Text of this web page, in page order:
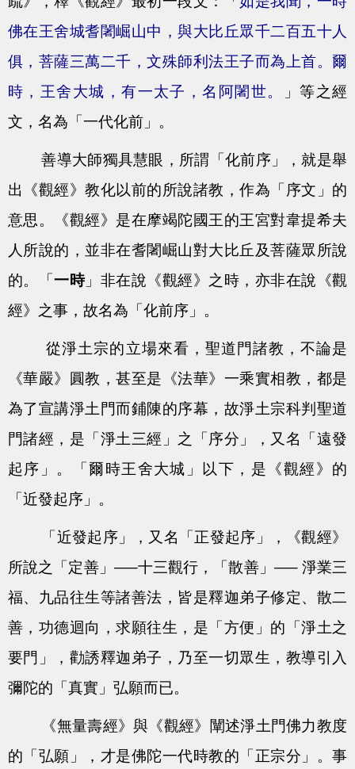
佛在王舍城耆闍崛山中，與大比丘眾千二百五十人
俱，菩薩三萬二千，文殊師利法王子而為上首。爾
時，王舍大城，有一太子，名阿闍世。
」等之經
文，名為「一代化前」。
善導大師獨具慧眼，所謂「化前序」，就是舉
出《觀經》教化以前的所說諸教，作為「序文」的
意思。《觀經》是在摩竭陀國王的王宮對韋提希夫
人所說的，並非在耆闍崛山對大比丘及菩薩眾所說
的。「一時」非在說《觀經》之時，亦非在說《觀
經》之事，故名為「化前序」。
從淨土宗的立場來看，聖道門諸教，不論是
《華嚴》圓教，甚至是《法華》一乘實相教，都是
為了宣講淨土門而鋪陳的序幕，故淨土宗科判聖道
門諸經，是「淨土三經」之「序分」，又名「遠發
起序」。「爾時王舍大城」以下，是《觀經》的
「近發起序」。
「近發起序」，又名「正發起序」，《觀經》
所說之「定善」—–十三觀行，「散善」—– 淨業三
福、九品往生等諸善法，皆是釋迦弟子修定、散二
善，功德迴向，求願往生，是「方便」的「淨土之
要門」，勸誘釋迦弟子，乃至一切眾生，教導引入
彌陀的「真實」弘願而已。
《無量壽經》與《觀經》闡述淨土門佛力教度
的「弘願」，才是佛陀一代時教的「正宗分」。事